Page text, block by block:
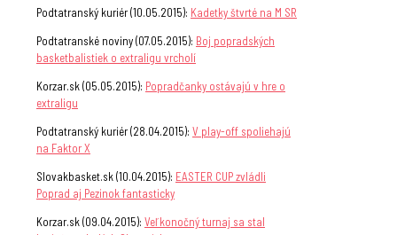
Podtatranský kuriér (10.05.2015): Kadetky štvrté na M SR
Podtatranské noviny (07.05.2015): Boj popradských
basketbalistiek o extraligu vrcholí
Korzar.sk (05.05.2015): Popradčanky ostávajú v hre o
extraligu
Podtatranský kuriér (28.04.2015): V play-off spoliehajú
na Faktor X
Slovakbasket.sk (10.04.2015): EASTER CUP zvládli
Poprad aj Pezinok fantasticky
Korzar.sk (09.04.2015): Veľkonočný turnaj sa stal